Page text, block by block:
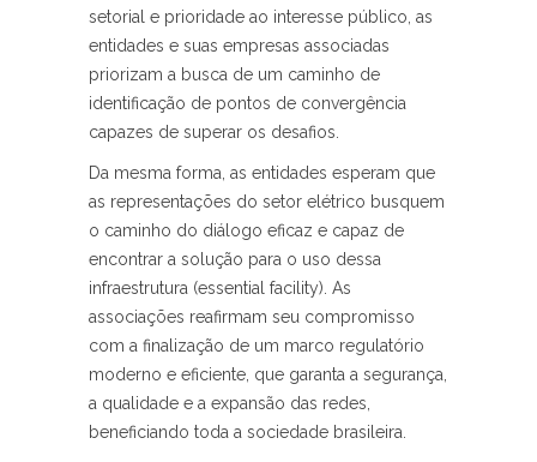
setorial e prioridade ao interesse público, as
entidades e suas empresas associadas
priorizam a busca de um caminho de
identificação de pontos de convergência
capazes de superar os desafios.
Da mesma forma, as entidades esperam que
as representações do setor elétrico busquem
o caminho do diálogo eficaz e capaz de
encontrar a solução para o uso dessa
infraestrutura (essential facility). As
associações reafirmam seu compromisso
com a finalização de um marco regulatório
moderno e eficiente, que garanta a segurança,
a qualidade e a expansão das redes,
beneficiando toda a sociedade brasileira.